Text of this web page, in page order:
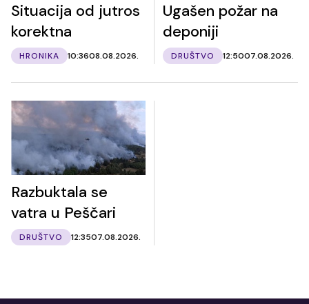
Situacija od jutros
korektna
HRONIKA 10:3608.08.2026.
Ugašen požar na
deponiji
DRUŠTVO 12:5007.08.2026.
Razbuktala se
vatra u Peščari
DRUŠTVO 12:3507.08.2026.